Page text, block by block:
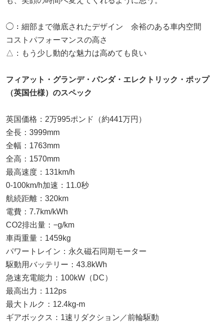
◯：細部まで徹底されたデザイン 余裕のある車内空間
コストパフォーマンスの高さ
△：もう少し動的な魅力は高めても良い
フィアット・グランデ・パンダ・エレクトリック・ポップ
（英国仕様）のスペック
英国価格：2万995ポンド（約441万円）
全長：3999mm
全幅：1763mm
全高：1570mm
最高速度：131km/h
0-100km/h加速：11.0秒
航続距離：320km
電費：7.7km/kWh
CO2排出量：−g/km
車両重量：1459kg
パワートレイン：永久磁石同期モーター
駆動用バッテリー：43.8kWh
急速充電能力：100kW（DC）
最高出力：112ps
最大トルク：12.4kg-m
ギアボックス：1速リダクション／前輪駆動